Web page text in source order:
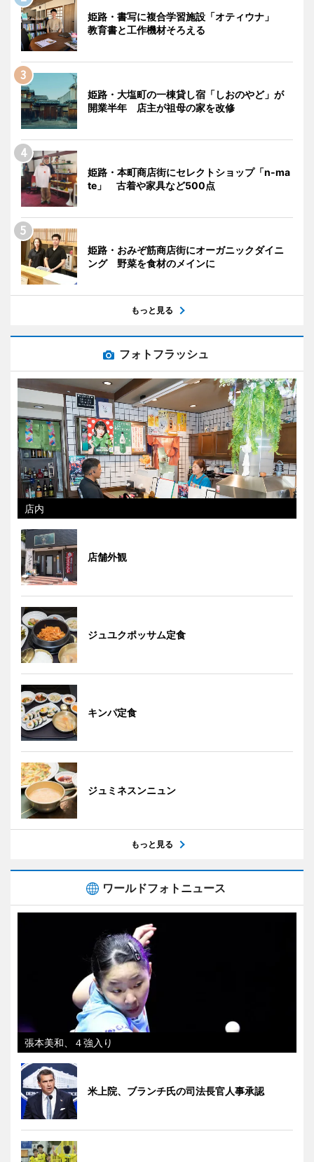
姫路・書写に複合学習施設「オティウナ」
教育書と工作機材そろえる
姫路・大塩町の一棟貸し宿「しおのやど」が
開業半年 店主が祖母の家を改修
姫路・本町商店街にセレクトショップ「n-ma
te」 古着や家具など500点
姫路・おみぞ筋商店街にオーガニックダイニ
ング 野菜を食材のメインに
もっと見る
フォトフラッシュ
店内
店舗外観
ジュユクポッサム定食
キンパ定食
ジュミネスンニュン
もっと見る
ワールドフォトニュース
張本美和、４強入り
米上院、ブランチ氏の司法長官人事承認